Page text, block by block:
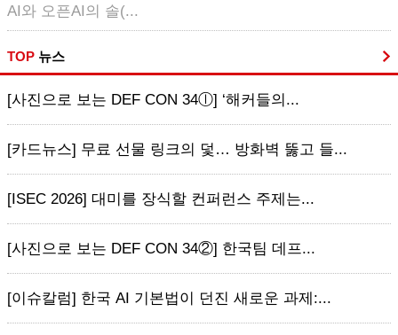
AI와 오픈AI의 솔(...
TOP 뉴스
[사진으로 보는 DEF CON 34ⓛ] ‘해커들의...
[카드뉴스] 무료 선물 링크의 덫… 방화벽 뚫고 들...
[ISEC 2026] 대미를 장식할 컨퍼런스 주제는...
[사진으로 보는 DEF CON 34②] 한국팀 데프...
[이슈칼럼] 한국 AI 기본법이 던진 새로운 과제:...